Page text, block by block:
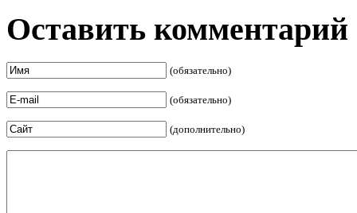
Оставить комментарий
(обязательно)
(обязательно)
(дополнительно)